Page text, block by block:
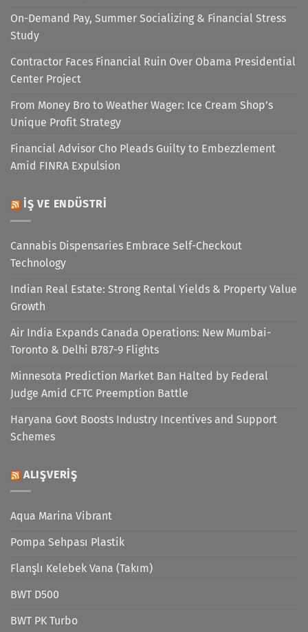
On-Demand Pay, Summer Socializing & Financial Stress
Study
Contractor Faces Financial Ruin Over Obama Presidential
Center Project
From Money Bro to Weather Wager: Ice Cream Shop’s
Unique Profit Strategy
Financial Advisor Cho Pleads Guilty to Embezzlement
Amid FINRA Expulsion
İŞ VE ENDÜSTRI
Cannabis Dispensaries Embrace Self-Checkout
Technology
Indian Real Estate: Strong Rental Yields & Property Value
Growth
Air India Expands Canada Operations: New Mumbai-
Toronto & Delhi B787-9 Flights
Minnesota Prediction Market Ban Halted by Federal
Judge Amid CFTC Preemption Battle
Haryana Govt Boosts Industry Incentives and Support
Schemes
ALIŞVERIŞ
Aqua Marina Vibrant
Pompa Sehpası Plastik
Flanşlı Kelebek Vana (Takım)
BWT D500
BWT PK Turbo